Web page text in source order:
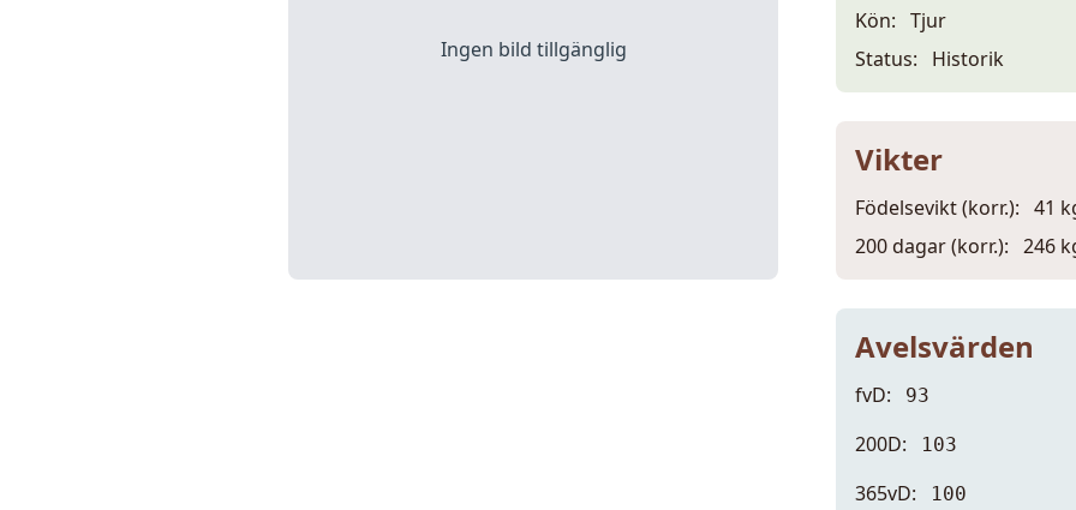
Ingen bild tillgänglig
Kön: Tjur
Status:
Historik
Vikter
Födelsevikt (korr.): 41
200 dagar (korr.): 246
Avelsvärden
fvD: 93
200D: 103
365vD: 100